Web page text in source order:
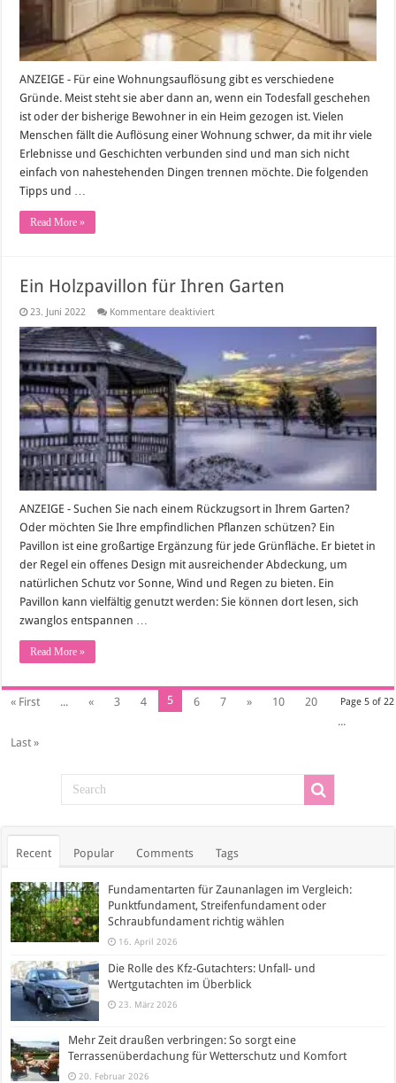
ANZEIGE - Für eine Wohnungsauflösung gibt es verschiedene
Gründe. Meist steht sie aber dann an, wenn ein Todesfall geschehen
ist oder der bisherige Bewohner in ein Heim gezogen ist. Vielen
Menschen fällt die Auflösung einer Wohnung schwer, da mit ihr viele
Erlebnisse und Geschichten verbunden sind und man sich nicht
einfach von nahestehenden Dingen trennen möchte. Die folgenden
Tipps und …
Read More »
Ein Holzpavillon für Ihren Garten
23. Juni 2022 Kommentare deaktiviertfür
Ihren
Garten
ANZEIGE - Suchen Sie nach einem Rückzugsort in Ihrem Garten?
Oder möchten Sie Ihre empfindlichen Pflanzen schützen? Ein
Pavillon ist eine großartige Ergänzung für jede Grünfläche. Er bietet in
der Regel ein offenes Design mit ausreichender Abdeckung, um
natürlichen Schutz vor Sonne, Wind und Regen zu bieten. Ein
Pavillon kann vielfältig genutzt werden: Sie können dort lesen, sich
zwanglos entspannen …
Read More »
Page 5 of 22
« First ... « 3 4 5 6 7 » 10
20
...
Last »
Recent Popular Comments Tags
Fundamentarten für Zaunanlagen im Vergleich:
Punktfundament, Streifenfundament oder
Schraubfundament richtig wählen
16. April 2026
Die Rolle des Kfz-Gutachters: Unfall- und
Wertgutachten im Überblick
23. März 2026
Mehr Zeit draußen verbringen: So sorgt eine
Terrassenüberdachung für Wetterschutz und Komfort
20. Februar 2026